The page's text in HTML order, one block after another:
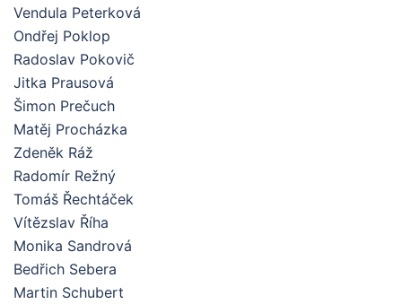
Vendula Peterková
Ondřej Poklop
Radoslav Pokovič
Jitka Prausová
Šimon Prečuch
Matěj Procházka
Zdeněk Ráž
Radomír Režný
Tomáš Řechtáček
Vítězslav Říha
Monika Sandrová
Bedřich Sebera
Martin Schubert